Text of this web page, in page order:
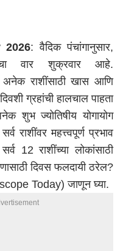
2026: वैदिक पंचांगानुसार,
शुक्रवार आहे.
अनेक राशींसाठी खास आणि
ग्रहांची हालचाल पाहता
शुभ ज्योतिषीय योगायोग
महत्त्वपूर्ण प्रभाव
12 राशींच्या लोकांसाठी
दिवस फलदायी ठरेल?
Today) जाणून घ्या.